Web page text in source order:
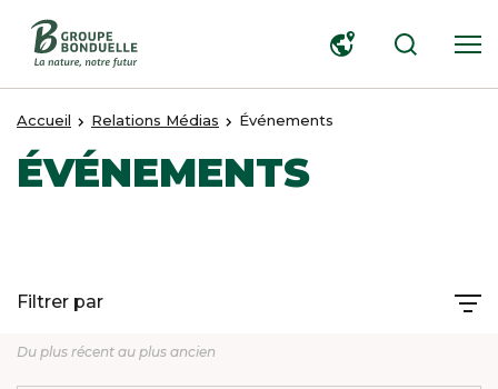
Accueil Relations Médias Événements
ÉVÉNEMENTS
Filtrer par
Du plus récent au plus ancien